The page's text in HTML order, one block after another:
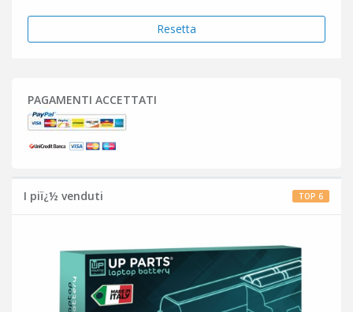
Resetta
PAGAMENTI ACCETTATI
I piï¿½ venduti TOP 6